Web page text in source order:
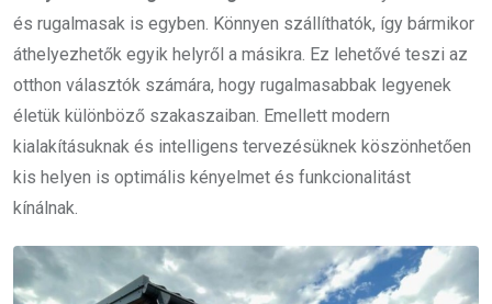
és rugalmasak is egyben. Könnyen szállíthatók, így bármikor
áthelyezhetők egyik helyről a másikra. Ez lehetővé teszi az
otthon választók számára, hogy rugalmasabbak legyenek
életük különböző szakaszaiban. Emellett modern
kialakításuknak és intelligens tervezésüknek köszönhetően
kis helyen is optimális kényelmet és funkcionalitást
kínálnak.